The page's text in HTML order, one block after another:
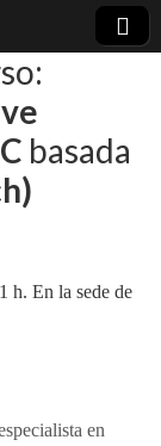
basada
h. En la sede de
en